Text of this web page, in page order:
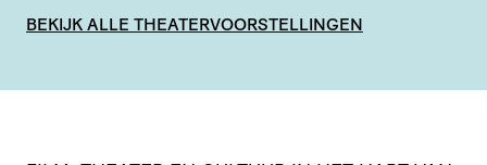
BEKIJK ALLE THEATERVOORSTELLINGEN